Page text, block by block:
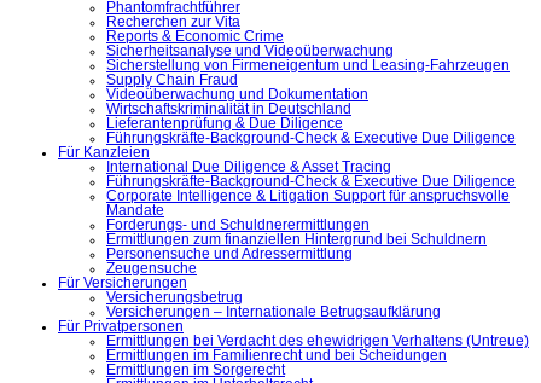
Phantomfrachtführer
Recherchen zur Vita
Reports & Economic Crime
Sicherheitsanalyse und Videoüberwachung
Sicherstellung von Firmeneigentum und Leasing-Fahrzeugen
Supply Chain Fraud
Videoüberwachung und Dokumentation
Wirtschaftskriminalität in Deutschland
Lieferantenprüfung & Due Diligence
Führungskräfte-Background-Check & Executive Due Diligence
Für Kanzleien
International Due Diligence & Asset Tracing
Führungskräfte-Background-Check & Executive Due Diligence
Corporate Intelligence & Litigation Support für anspruchsvolle
Mandate
Forderungs- und Schuldnerermittlungen
Ermittlungen zum finanziellen Hintergrund bei Schuldnern
Personensuche und Adressermittlung
Zeugensuche
Für Versicherungen
Versicherungsbetrug
Versicherungen – Internationale Betrugsaufklärung
Für Privatpersonen
Ermittlungen bei Verdacht des ehewidrigen Verhaltens (Untreue)
Ermittlungen im Familienrecht und bei Scheidungen
Ermittlungen im Sorgerecht